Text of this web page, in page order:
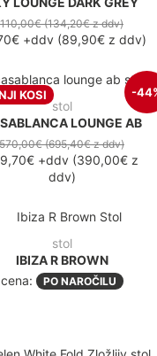
110,00€(134,20€z ddv)
+ddv(89,90€z ddv)
KOSI -
stol
LOUNGE AB
570,00€(695,40€z ddv)
+ddv(390,00€z
ddv)
stol
IBIZA R BROWN
cena:
PO NAROČILU